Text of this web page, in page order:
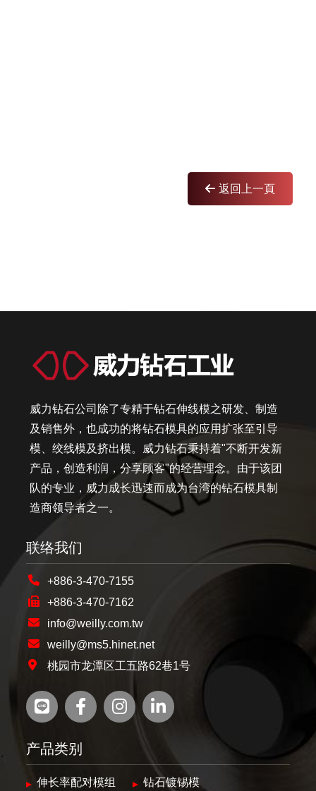
返回上一頁
威力钻石公司除了专精于钻石伸线模之研发、制造
及销售外，也成功的将钻石模具的应用扩张至引导
模、绞线模及挤出模。威力钻石秉持着"不断开发新
产品，创造利润，分享顾客"的经营理念。由于该团
队的专业，威力成长迅速而成为台湾的钻石模具制
造商领导者之一。
联络我们
+886-3-470-7155
+886-3-470-7162
info@weilly.com.tw
weilly@ms5.hinet.net
桃园市龙潭区工五路62巷1号
产品类别
伸长率配对模组 钻石镀锡模